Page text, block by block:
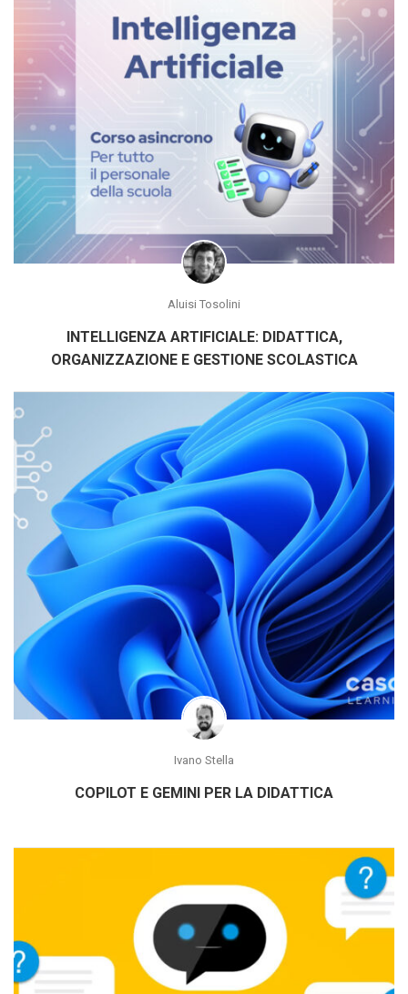
Aluisi Tosolini
INTELLIGENZA ARTIFICIALE: DIDATTICA,
ORGANIZZAZIONE E GESTIONE SCOLASTICA
Ivano Stella
COPILOT E GEMINI PER LA DIDATTICA